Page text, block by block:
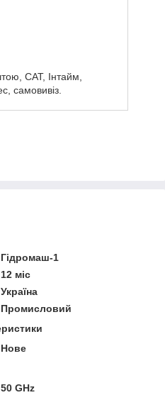
САТ, Інтайм,
самовивіз.
Гідромаш-1
12 міс
Україна
Промисловий
Нове
50 GHz